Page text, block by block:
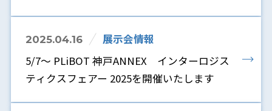
2025.04.16
展示会情報
5/7～ PLiBOT 神戸ANNEX インターロジス
ティクスフェアー 2025を開催いたします